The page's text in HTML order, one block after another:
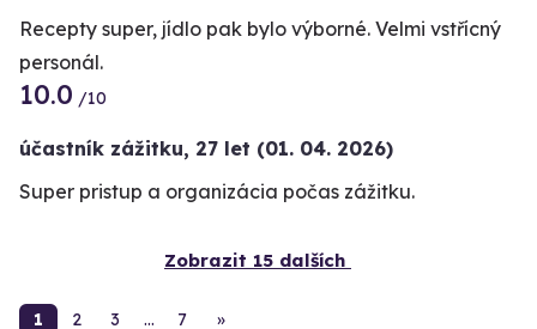
Recepty super, jídlo pak bylo výborné. Velmi vstřícný
personál.
10.0 /10
účastník zážitku, 27 let (01. 04. 2026)
Super pristup a organizácia počas zážitku.
Zobrazit 15 dalších
1 2 3 … 7 »